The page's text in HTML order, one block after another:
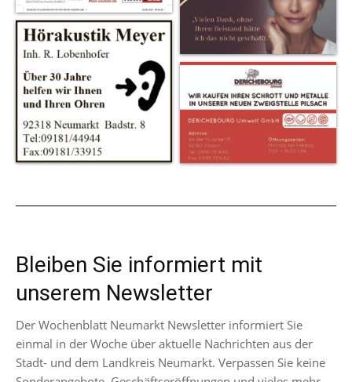
Bleiben Sie informiert mit
unserem Newsletter
Der Wochenblatt Neumarkt Newsletter informiert Sie
einmal in der Woche über aktuelle Nachrichten aus der
Stadt- und dem Landkreis Neumarkt. Verpassen Sie keine